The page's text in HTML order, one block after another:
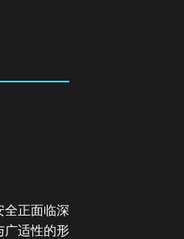
全正面临深
广适性的形